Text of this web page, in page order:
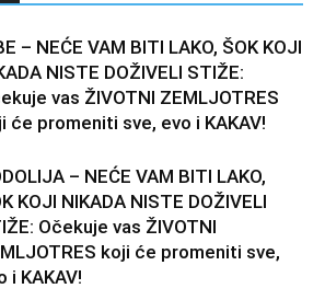
– NEĆE VAM BITI LAKO, ŠOK KOJI
NISTE DOŽIVELI STIŽE:
vas ŽIVOTNI ZEMLJOTRES
će promeniti sve, evo i KAKAV!
– NEĆE VAM BITI LAKO,
KOJI NIKADA NISTE DOŽIVELI
Očekuje vas ŽIVOTNI
koji će promeniti sve,
i KAKAV!